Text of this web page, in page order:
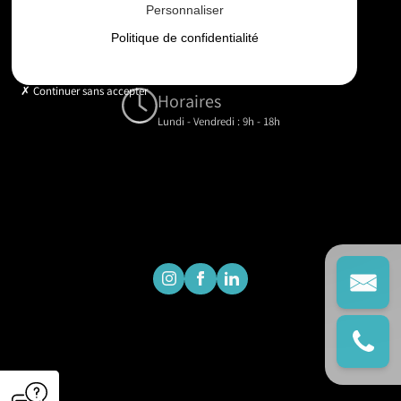
contact@gd-drones-services.fr
Horaires
Lundi - Vendredi : 9h - 18h
Personnaliser
Politique de confidentialité
Continuer sans accepter